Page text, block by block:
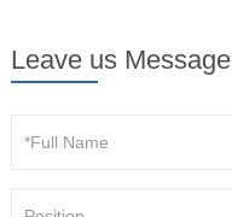
Leave us Message